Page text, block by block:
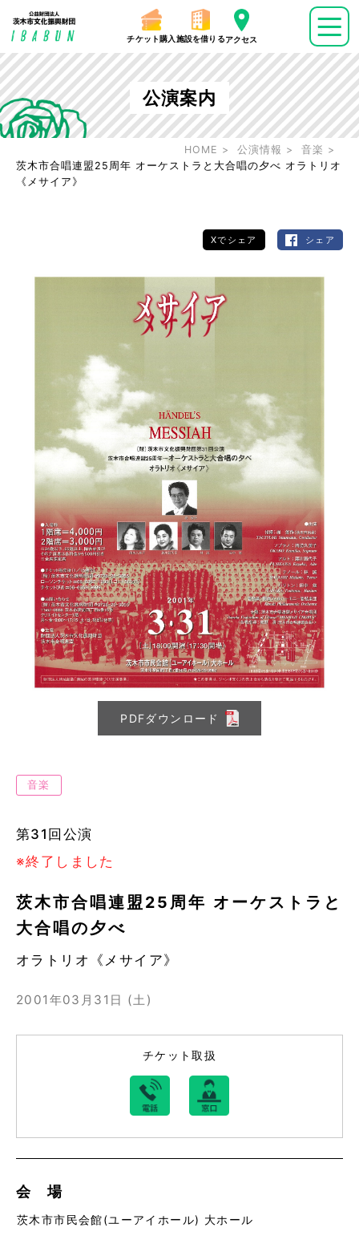
チケット購入 施設を借りるアクセス
公演案内
HOME 公演情報
音楽
茨木市合唱連盟25周年 オーケストラと大合唱の夕べ オラトリオ
《メサイア》
Xでシェア シェア
PDFダウンロード
音楽
第31回公演
※終了しました
茨木市合唱連盟25周年 オーケストラと
大合唱の夕べ
オラトリオ《メサイア》
2001年03月31日 (土)
チケット取扱
会 場
茨木市市民会館(ユーアイホール) 大ホール